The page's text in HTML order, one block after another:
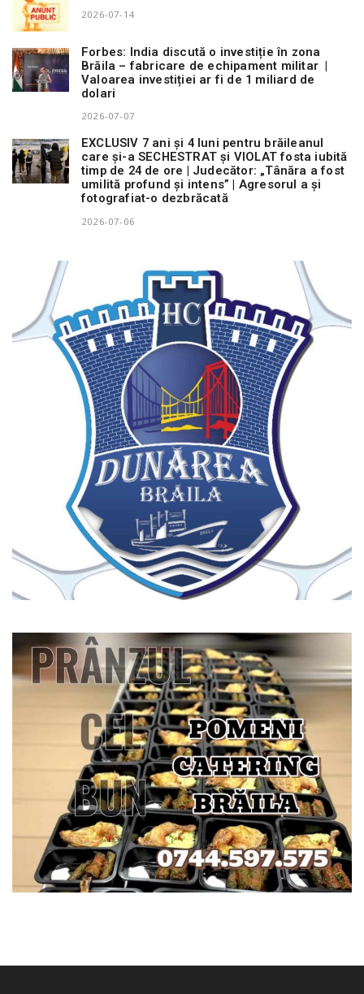
2026-07-14
Forbes: India discută o investiție în zona
Brăila – fabricare de echipament militar |
Valoarea investiției ar fi de 1 miliard de
dolari
2026-07-07
EXCLUSIV 7 ani și 4 luni pentru brăileanul
care și-a SECHESTRAT și VIOLAT fosta iubită
timp de 24 de ore | Judecător: „Tânăra a fost
umilită profund și intens” | Agresorul a și
fotografiat-o dezbrăcată
2026-07-06